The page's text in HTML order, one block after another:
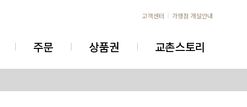
고객센터
가맹점 개설안내
주문 상품권 교촌스토리